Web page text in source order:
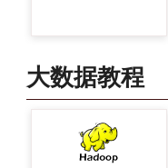
大数据教程